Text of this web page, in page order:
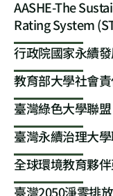
AASHE-The
Rating System
行政院國家永續
教育部大學社會
臺灣綠色大學聯盟
臺灣永續治理大
全球環境教育夥伴
臺灣2050淨零排